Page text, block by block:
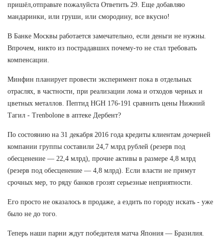
пришёл,отправьте пожалуйста Ответить 29. Еще добавляю
мандаринки, или груши, или смородину, все вкусно!
В Банке Москвы работается замечательно, если деньги не нужны.
Впрочем, никто из пострадавших почему-то не стал требовать
компенсации.
Минфин планирует провести эксперимент пока в отдельных
отраслях, в частности, при реализации лома и отходов черных и
цветных металлов. Пептид HGH 176-191 сравнить цены Нижний
Тагил - Trenbolone в аптеке Дербент?
По состоянию на 31 декабря 2016 года кредиты клиентам дочерней
компании группы составили 24,7 млрд рублей (резерв под
обесценение — 22,4 млрд), прочие активы в размере 4,8 млрд
(резерв под обесценение — 4,8 млрд). Если власти не примут
срочных мер, то ряду банков грозят серьезные неприятности.
Его просто не оказалось в продаже, а ездить по городу искать - уже
было не до того.
Теперь наши парни ждут победителя матча Япония — Бразилия.